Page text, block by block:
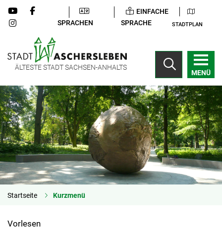
SPRACHEN
EINFACHE
SPRACHE
STADTPLAN
ÄLTESTE STADT SACHSEN-ANHALTS
MENÜ
Startseite Kurzmenü
Vorlesen